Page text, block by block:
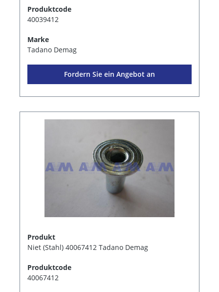
Produktcode
40039412
Marke
Tadano Demag
Fordern Sie ein Angebot an
Produkt
Niet (Stahl) 40067412 Tadano Demag
Produktcode
40067412